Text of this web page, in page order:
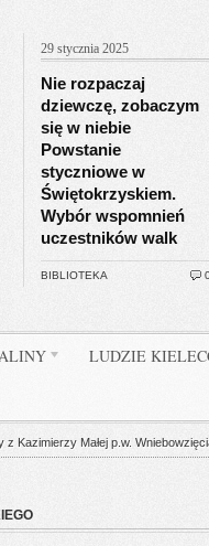
29 stycznia 2025
Nie rozpaczaj
dziewczę, zobaczym
się w niebie
Powstanie
styczniowe w
Świętokrzyskiem.
Wybór wspomnień
uczestników walk
BIBLIOTEKA
LUDZIE
z Kazimierzy Małej p.w.